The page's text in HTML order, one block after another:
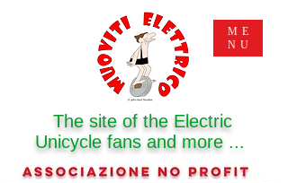
The site of the Electric
Unicycle fans and more ...
ME
NU